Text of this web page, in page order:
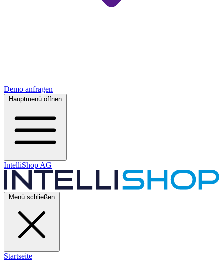
Demo anfragen
Hauptmenü öffnen
IntelliShop AG
Menü schließen
Startseite